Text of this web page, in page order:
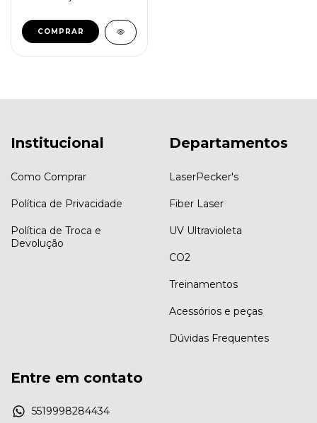
COMPRAR
Institucional
Como Comprar
Política de Privacidade
Política de Troca e
Devolução
Departamentos
LaserPecker's
Fiber Laser
UV Ultravioleta
CO2
Treinamentos
Acessórios e peças
Dúvidas Frequentes
Entre em contato
5519998284434